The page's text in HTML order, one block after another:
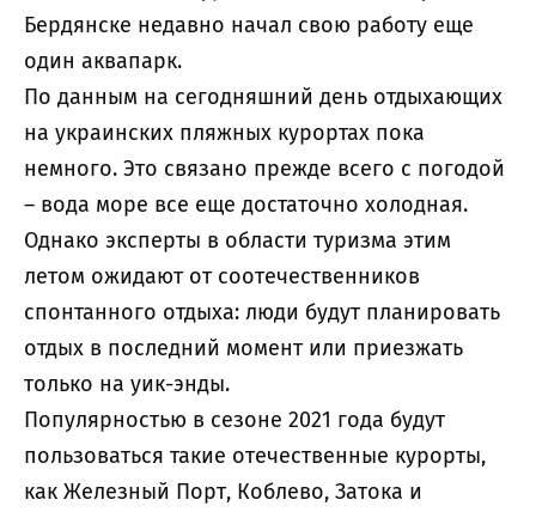
Бердянске недавно начал свою работу еще
один аквапарк.
По данным на сегодняшний день отдыхающих
на украинских пляжных курортах пока
немного. Это связано прежде всего с погодой
– вода море все еще достаточно холодная.
Однако эксперты в области туризма этим
летом ожидают от соотечественников
спонтанного отдыха: люди будут планировать
отдых в последний момент или приезжать
только на уик-энды.
Популярностью в сезоне 2021 года будут
пользоваться такие отечественные курорты,
как Железный Порт, Коблево, Затока и